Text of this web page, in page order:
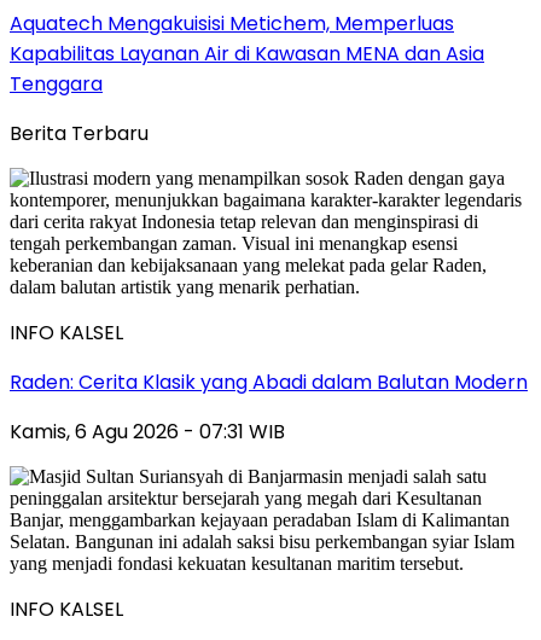
Aquatech Mengakuisisi Metichem, Memperluas
Kapabilitas Layanan Air di Kawasan MENA dan Asia
Tenggara
Berita Terbaru
INFO KALSEL
Raden: Cerita Klasik yang Abadi dalam Balutan Modern
Kamis, 6 Agu 2026 - 07:31 WIB
INFO KALSEL